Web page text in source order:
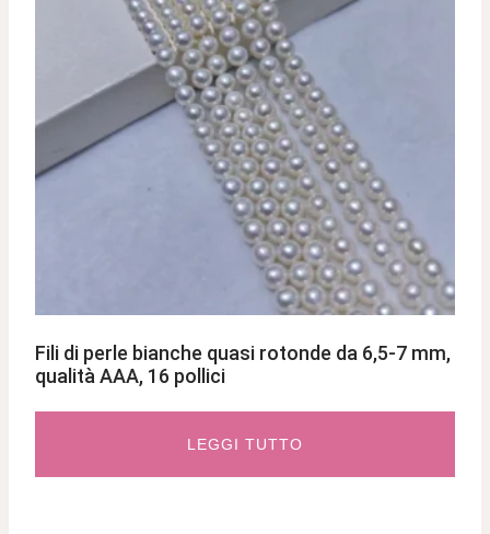
Fili di perle bianche quasi rotonde da 6,5-7 mm,
qualità AAA, 16 pollici
LEGGI TUTTO